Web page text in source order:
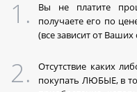
Вы не платите
получаете его по
(все зависит от Ваших
Отсутствие каких
покупать ЛЮБЫЕ, в